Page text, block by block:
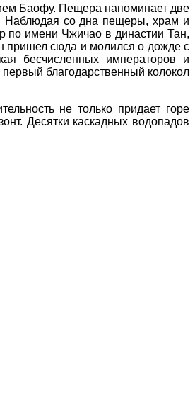
Баофу. Пещера напоминает две
Наблюдая со дна пещеры, храм и
по имени Чжичао в династии Тан,
пришел сюда и молился о дожде с
бесчисленных императоров и
благодарственный колокол
не только придает горе
Десятки каскадных водопадов